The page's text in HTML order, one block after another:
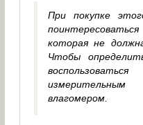
При покупке
которая не
Чтобы
влагомером.